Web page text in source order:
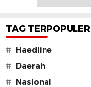
TAG TERPOPULER
# Haedline
# Daerah
# Nasional